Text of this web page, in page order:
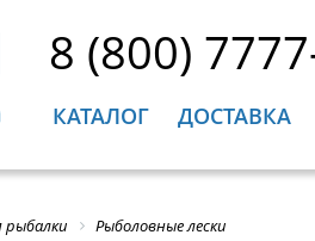
8 (800)
КАТАЛОГ ДОСТАВКА
рыбалки Рыболовные лески